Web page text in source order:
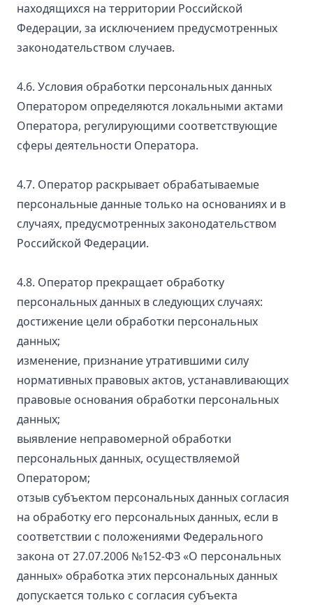
находящихся на территории Российской
Федерации, за исключением предусмотренных
законодательством случаев.
4.6. Условия обработки персональных данных
Оператором определяются локальными актами
Оператора, регулирующими соответствующие
сферы деятельности Оператора.
4.7. Оператор раскрывает обрабатываемые
персональные данные только на основаниях и в
случаях, предусмотренных законодательством
Российской Федерации.
4.8. Оператор прекращает обработку
персональных данных в следующих случаях:
достижение цели обработки персональных
данных;
изменение, признание утратившими силу
нормативных правовых актов, устанавливающих
правовые основания обработки персональных
данных;
выявление неправомерной обработки
персональных данных, осуществляемой
Оператором;
отзыв субъектом персональных данных согласия
на обработку его персональных данных, если в
соответствии с положениями Федерального
закона от 27.07.2006 №152-ФЗ «О персональных
данных» обработка этих персональных данных
допускается только с согласия субъекта